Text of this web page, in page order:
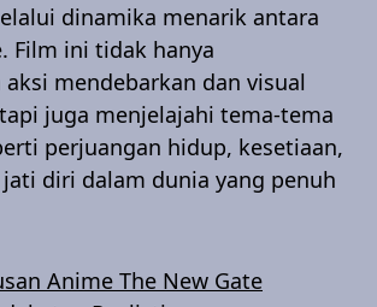
dinamika menarik antara
Film ini tidak hanya
mendebarkan dan visual
juga menjelajahi tema-tema
perjuangan hidup, kesetiaan,
diri dalam dunia yang penuh
Anime The New Gate